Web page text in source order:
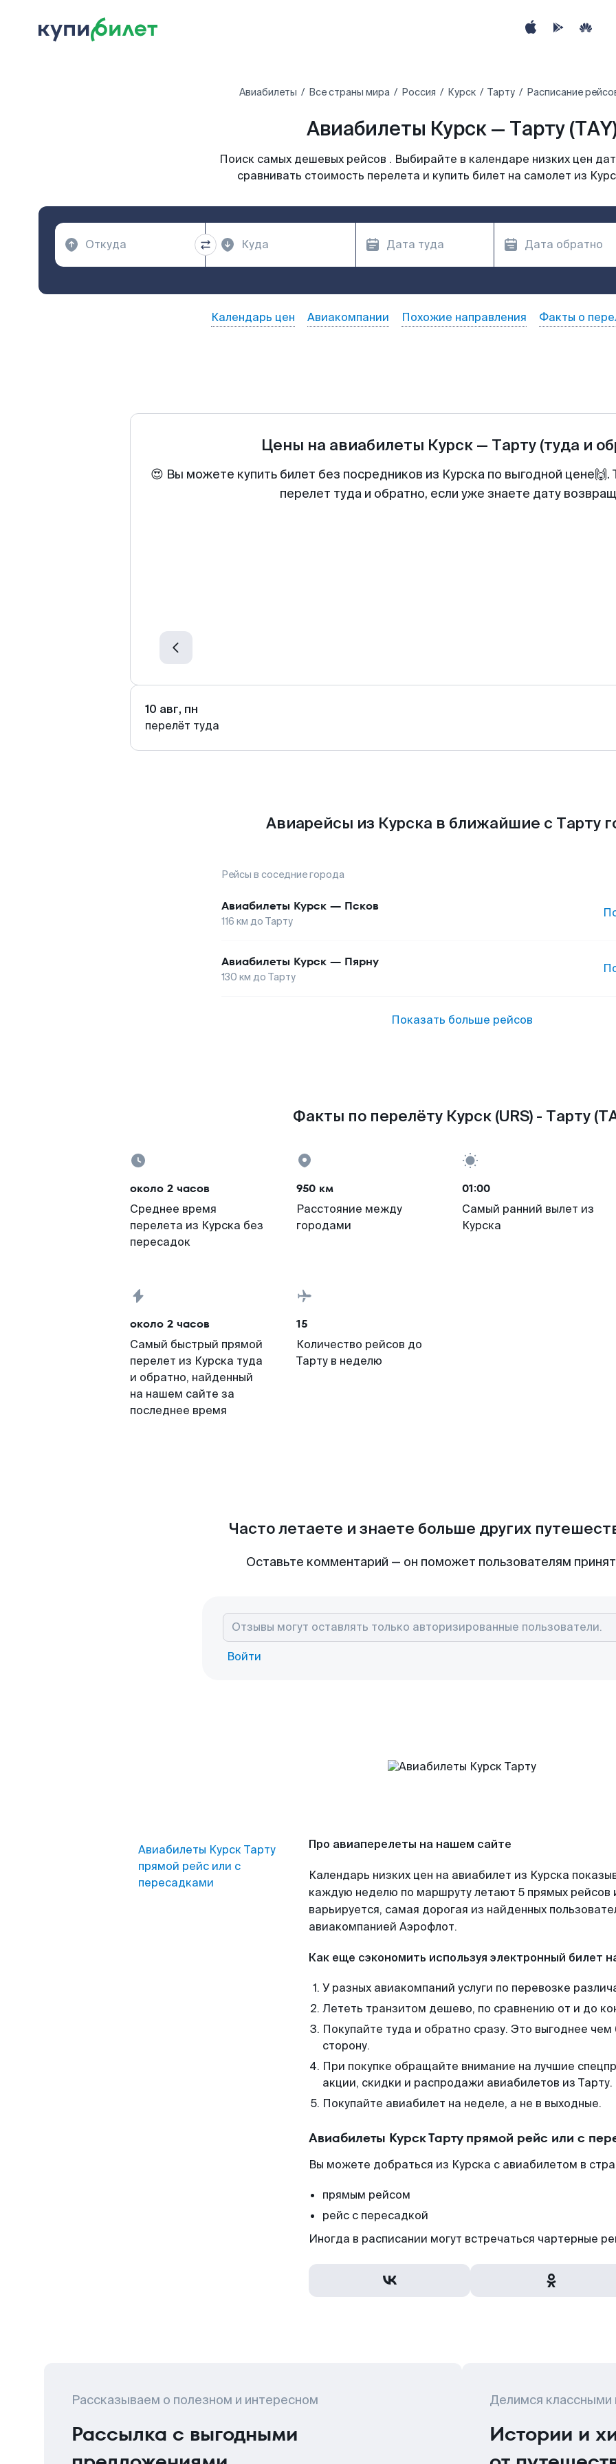
Авиабилеты Все страны мира Россия Курск Тарту Расписание
Авиабилеты Курск — Тарту
Поиск самых дешевых рейсов . Выбирайте в календаре низких цен
сравнивать стоимость перелета и купить билет на самолет из
Календарь цен Авиакомпании Похожие направления Факты о
Цены на авиабилеты Курск — Тарту (туда и
😍 Вы можете купить билет без посредников из Курска по выгодной
перелет туда и обратно, если уже знаете дату
10 авг, пн
перелёт туда
Авиарейсы из Курска в ближайшие с Тарту
Рейсы в соседние города
Авиабилеты Курск — Псков
116 км до Тарту
Авиабилеты Курск — Пярну
130 км до Тарту
Показать больше рейсов
Факты по перелёту Курск (URS) - Тарту
около 2 часов
Среднее время
перелета из Курска без
пересадок
950 км
Расстояние между
городами
01:00
Самый ранний вылет из
Курска
около 2 часов
Самый быстрый прямой
перелет из Курска туда
и обратно, найденный
на нашем сайте за
последнее время
15
Количество рейсов до
Тарту в неделю
Часто летаете и знаете больше других
Оставьте комментарий — он поможет пользователям
Войти
Авиабилеты Курск Тарту
прямой рейс или с
пересадками
Про авиаперелеты на нашем сайте
Календарь низких цен на авиабилет из Курска
каждую неделю по маршруту летают 5 прямых рейсов
варьируется, самая дорогая из найденных
авиакомпанией Аэрофлот.
Как еще сэкономить используя электронный билет
У разных авиакомпаний услуги по перевозке
Лететь транзитом дешево, по сравнению от и до
Покупайте туда и обратно сразу. Это выгоднее чем
сторону.
При покупке обращайте внимание на лучшие
акции, скидки и распродажи авиабилетов из Тарту.
Покупайте авиабилет на неделе, а не в выходные.
Авиабилеты Курск Тарту прямой рейс или с
Вы можете добраться из Курска с авиабилетом в
прямым рейсом
рейс с пересадкой
Иногда в расписании могут встречаться чартерные
Рассказываем о полезном и интересном
Рассылка с выгодными
Делимся классными
Истории и